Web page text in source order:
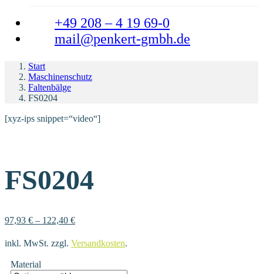
+49 208 – 4 19 69-0
mail@penkert-gmbh.de
Start
Maschinenschutz
Faltenbälge
FS0204
[xyz-ips snippet=“video“]
FS0204
97,93 € – 122,40 €
inkl. MwSt. zzgl. Versandkosten.
Material